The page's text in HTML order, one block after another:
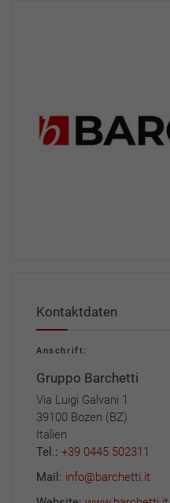
Kontaktdaten
Anschrift:
Gruppo Barchetti
Via Luigi Galvani 1
39100 Bozen (BZ)
Italien
Tel.: +39 0445 502311
Mail: info@barchetti.it